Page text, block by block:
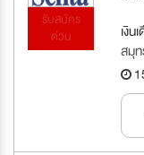
รับสมัคร
ด่วน
เงิ
สมุ